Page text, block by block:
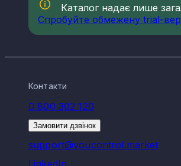
Каталог надає лише
Спробуйте обмежену trial-
Контакти
0 800 302 120
Замовити дзвінок
support@youcontrol.market
LinkedIn